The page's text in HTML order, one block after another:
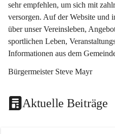
sehr empfehlen, um sich mit
versorgen. Auf der Website und
über unser Vereinsleben,
sportlichen Leben,
Informationen aus dem
Bürgermeister Steve Mayr
Aktuelle Beiträge